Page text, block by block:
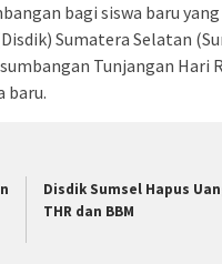
bagi siswa baru
Sumatera Selatan
Tunjangan Hari
baru.
Disdik Sumsel Hapus
THR dan BBM